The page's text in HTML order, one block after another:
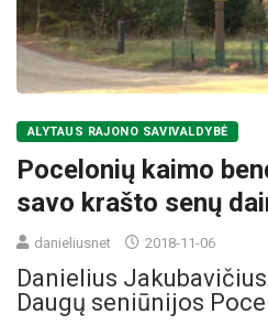
ALYTAUS RAJONO SAVIVALDYBĖ
Pocelonių kaimo
savo krašto senų
danieliusnet 2018-11-06
Danielius
Daugų seniūnijos